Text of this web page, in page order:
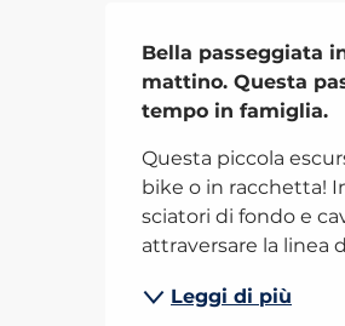
Bella passeggiata
mattino. Questa
tempo in famiglia.
Questa piccola
bike o in racchetta!
sciatori di fondo e
attraversare la linea
Leggi di più